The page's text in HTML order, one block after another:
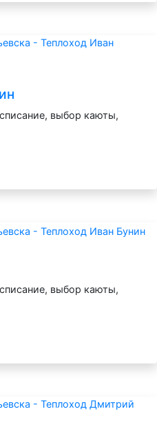
выбор каюты,
выбор каюты,